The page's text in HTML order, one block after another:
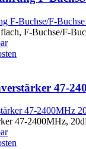
F-Buchse/F-
47-
47-2400MHz,